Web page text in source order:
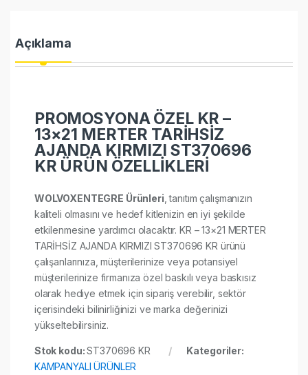
Açıklama
PROMOSYONA ÖZEL KR –
13×21 MERTER TARİHSİZ
AJANDA KIRMIZI ST370696
KR ÜRÜN ÖZELLİKLERİ
WOLVOXENTEGRE Ürünleri , tanıtım çalışmanızın
kaliteli olmasını ve hedef kitlenizin en iyi şekilde
etkilenmesine yardımcı olacaktır. KR – 13×21 MERTER
TARİHSİZ AJANDA KIRMIZI ST370696 KR ürünü
çalışanlarınıza, müşterilerinize veya potansiyel
müşterilerinize firmanıza özel baskılı veya baskısız
olarak hediye etmek için sipariş verebilir, sektör
içerisindeki bilinirliğinizi ve marka değerinizi
yükseltebilirsiniz.
Stok kodu:ST370696 KR
Kategoriler:
KAMPANYALI ÜRÜNLER